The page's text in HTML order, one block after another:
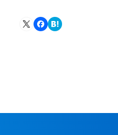
2025年2月
2024年3月
2023年4月
2022年5月
2022年1月
2021年6月
2021年2月
2020年7月
2020年3月
2019年8月
2019年4月
2018年9月
2018年5月
2017年10月
2017年6月